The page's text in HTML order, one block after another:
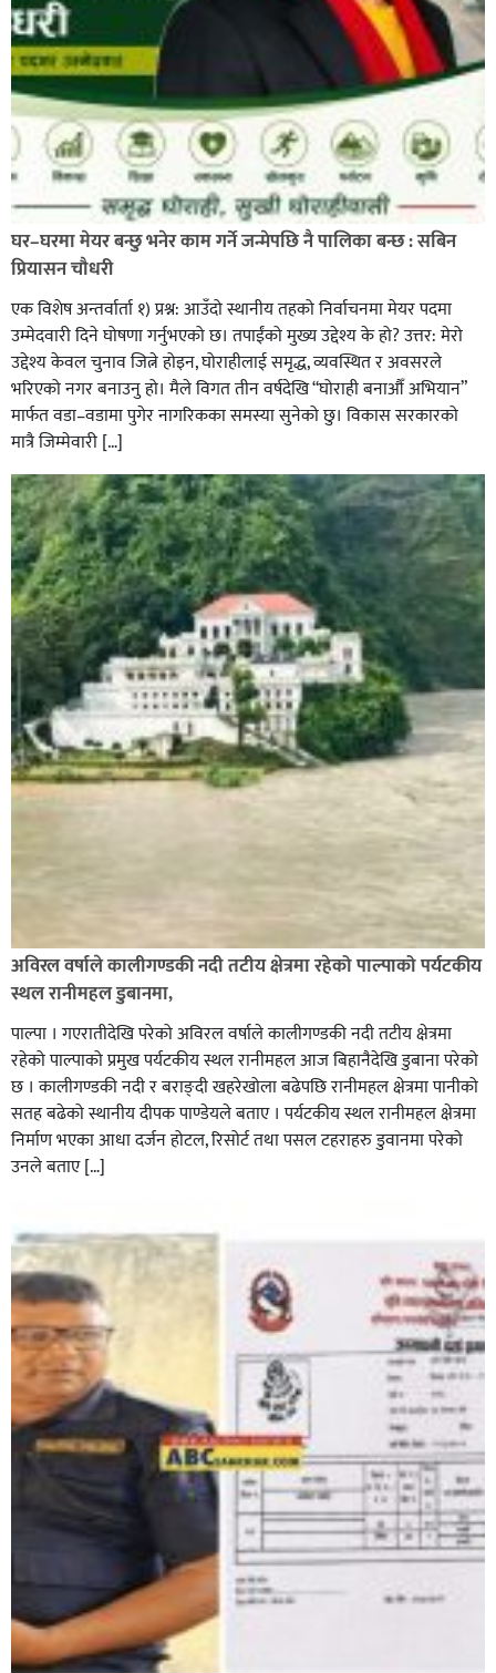
पत्रकारको प्रेसकार्ड बोकेर हिड्ने लागुऔषध कारोबारमा संलग्न
रहेको आरोपमा ३ जना पक्राउ,
भिक्षा मागेर कारमा घुम्ने बाबाहरूलाई दाङ प्रहरीले पक्राउ,भारत
फर्कने सर्तमा रिहा,
घर–घरमा मेयर बन्छु भनेर काम गर्ने जन्मेपछि नै पालिका बन्छ : सबिन
प्रियासन चौधरी
एक विशेष अन्तर्वार्ता १) प्रश्न: आउँदो स्थानीय तहको निर्वाचनमा मेयर पदमा
उम्मेदवारी दिने घोषणा गर्नुभएको छ। तपाईंको मुख्य उद्देश्य के हो? उत्तर: मेरो
उद्देश्य केवल चुनाव जित्ने होइन, घोराहीलाई समृद्ध, व्यवस्थित र अवसरले
भरिएको नगर बनाउनु हो। मैले विगत तीन वर्षदेखि “घोराही बनाऔँ अभियान”
मार्फत वडा–वडामा पुगेर नागरिकका समस्या सुनेको छु। विकास सरकारको
मात्रै जिम्मेवारी […]
अविरल वर्षाले कालीगण्डकी नदी तटीय क्षेत्रमा रहेको पाल्पाको पर्यटकीय
स्थल रानीमहल डुबानमा,
पाल्पा । गएरातीदेखि परेको अविरल वर्षाले कालीगण्डकी नदी तटीय क्षेत्रमा
रहेको पाल्पाको प्रमुख पर्यटकीय स्थल रानीमहल आज बिहानैदेखि डुबाना परेको
छ । कालीगण्डकी नदी र बराङ्दी खहरेखोला बढेपछि रानीमहल क्षेत्रमा पानीको
सतह बढेको स्थानीय दीपक पाण्डेयले बताए । पर्यटकीय स्थल रानीमहल क्षेत्रमा
निर्माण भएका आधा दर्जन होटल, रिसोर्ट तथा पसल टहराहरु डुवानमा परेको
उनले बताए […]